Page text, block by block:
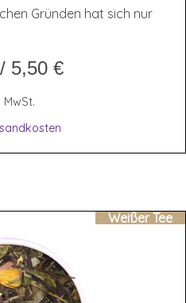
Gründen hat sich nur
/ 5,50 €
MwSt.
Weißer Tee